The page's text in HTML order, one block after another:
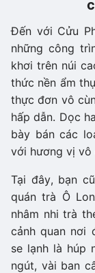
Đến với Cửu
những công
khơi trên núi
thức nền ẩm
thực đơn vô
hấp dẫn. Dọc
bày bán các
với hương vị vô
Tại đây, bạn
quán trà Ô
nhâm nhi trà
cảnh quan nơi
se lạnh là húp
ngút, vài ban